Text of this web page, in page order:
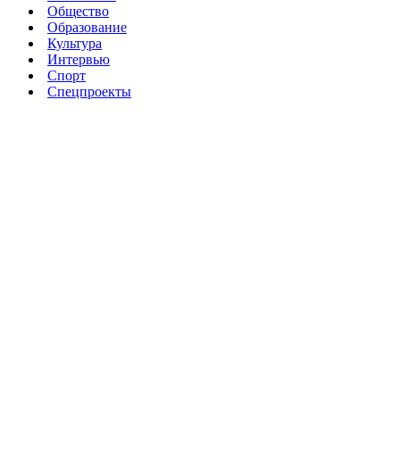
Общество
Образование
Культура
Интервью
Спорт
Спецпроекты